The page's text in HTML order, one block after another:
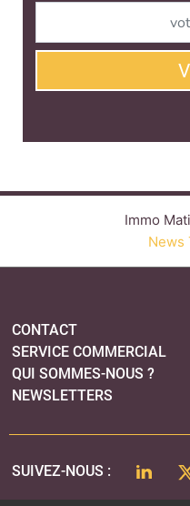
Immo
News
CONTACT
SERVICE COMMERCIAL
QUI SOMMES-NOUS ?
NEWSLETTERS
SUIVEZ-NOUS :